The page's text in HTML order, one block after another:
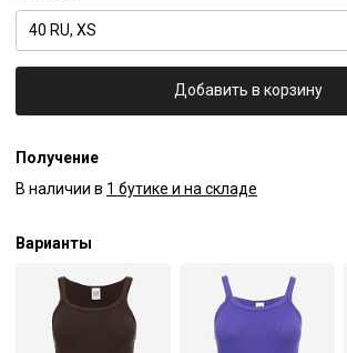
40 RU, XS
Добавить в корзину
Получение
В наличии в 1 бутике и на складе
Варианты